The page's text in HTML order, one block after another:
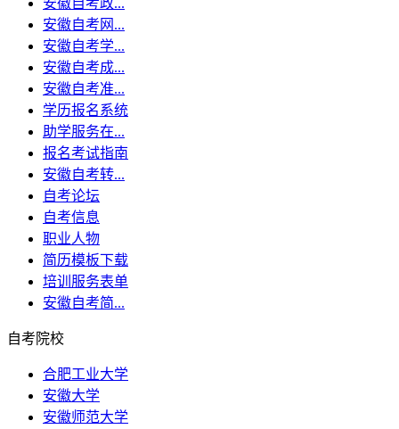
安徽自考网...
安徽自考学...
安徽自考成...
安徽自考准...
学历报名系统
助学服务在...
报名考试指南
安徽自考转...
自考论坛
自考信息
职业人物
简历模板下载
培训服务表单
安徽自考简...
自考院校
合肥工业大学
安徽大学
安徽师范大学